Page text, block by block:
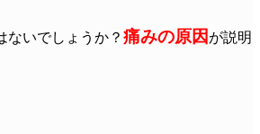
いでしょうか？ 痛みの原因 が説明